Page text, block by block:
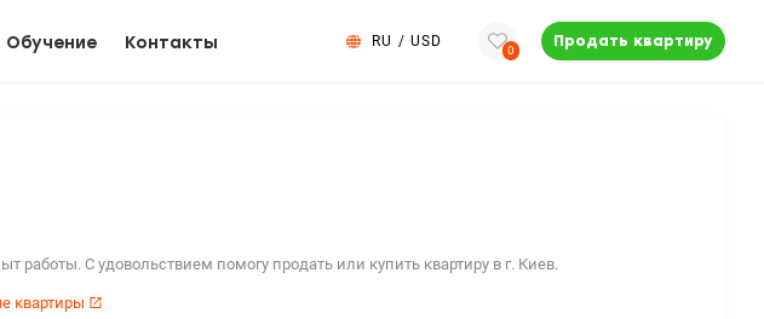
Обучение Контакты RU / USD
0
Продать квартиру
С удовольствием помогу продать или купить квартиру в г. Киев.
квартиры